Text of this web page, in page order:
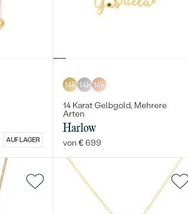
AUF LAGER
14k 14k 14k
14 Karat Gelbgold, Mehrere
Arten
Harlow
von € 699